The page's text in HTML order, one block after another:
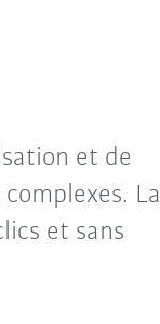
et de
La
et sans